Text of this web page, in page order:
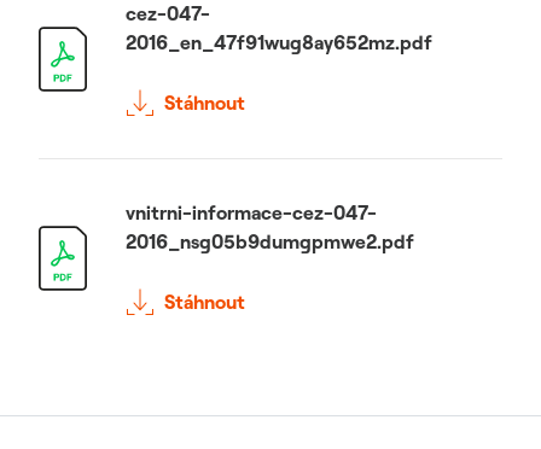
cez-047-
2016_en_47f91wug8ay652mz.pdf
Stáhnout
vnitrni-informace-cez-047-
2016_nsg05b9dumgpmwe2.pdf
Stáhnout